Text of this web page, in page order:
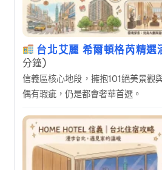
台北艾麗 希爾頓格芮精選
分鐘)
信義區核心地段，擁抱101絕美景觀
偶有瑕疵，仍是都會奢華首選。